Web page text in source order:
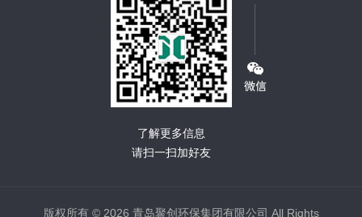
了解更多信息
请扫一扫加好友
版权所有 © 2026 青岛聚创环保集团有限公司 All Rights